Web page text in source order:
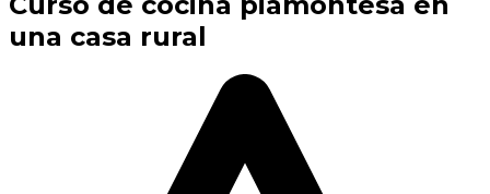
una casa rural